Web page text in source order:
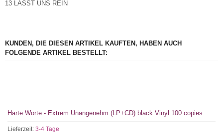
13 LASST UNS REIN
KUNDEN, DIE DIESEN ARTIKEL KAUFTEN, HABEN AUCH
FOLGENDE ARTIKEL BESTELLT:
Harte Worte - Extrem Unangenehm (LP+CD) black Vinyl 100 copies
Lieferzeit: 3-4 Tage